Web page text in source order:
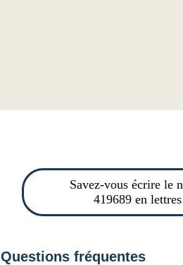
Savez-vous écrire le
419689 en
Questions fréquentes